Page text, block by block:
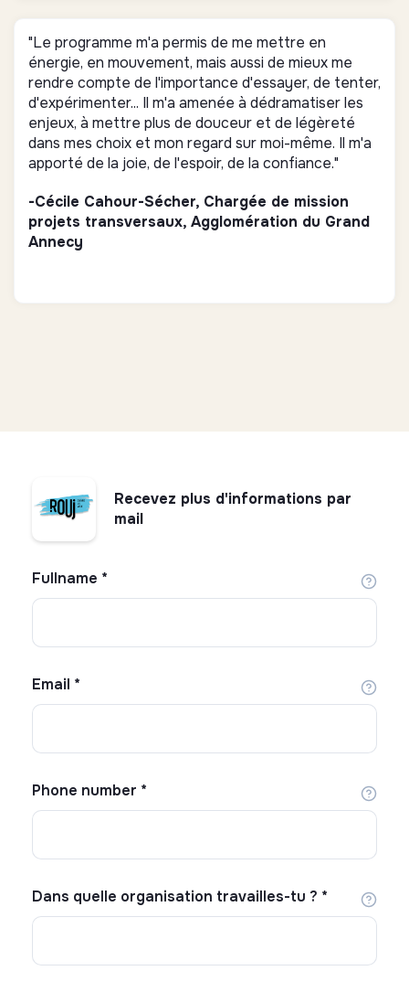
"Le programme m'a permis de me mettre en
énergie, en mouvement, mais aussi de mieux me
rendre compte de l'importance d'essayer, de tenter,
d'expérimenter... Il m'a amenée à dédramatiser les
enjeux, à mettre plus de douceur et de légèreté
dans mes choix et mon regard sur moi-même. Il m'a
apporté de la joie, de l'espoir, de la confiance."
-Cécile Cahour-Sécher, Chargée de mission
projets transversaux, Agglomération du Grand
Annecy
Recevez plus d'informations par
mail
Fullname *
Email *
Phone number *
Dans quelle organisation travailles-tu ? *